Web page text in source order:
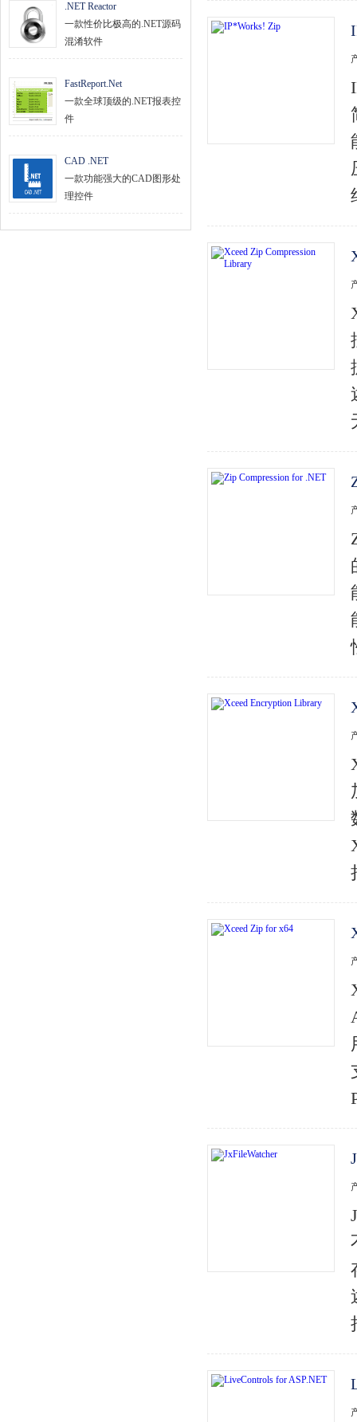
.NET Reactor
一款性价比极高的.NET源码
混淆软件
FastReport.Net
一款全球顶级的.NET报表控
件
CAD .NET
一款功能强大的CAD图形处
理控件